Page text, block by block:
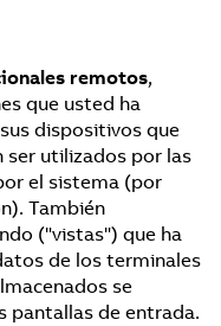
remotos,
que usted ha
dispositivos que
ser utilizados por las
el sistema (por
También
("vistas") que ha
de los terminales
se
pantallas de entrada.